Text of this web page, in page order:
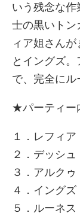
いう残念な
士の黒いトン
ィア姐さん
とイングズ
で、完全にル
★パーティー
１．レフィア
２．デッシュ
３．アルクゥ
４．イングズ
５．ルーネス